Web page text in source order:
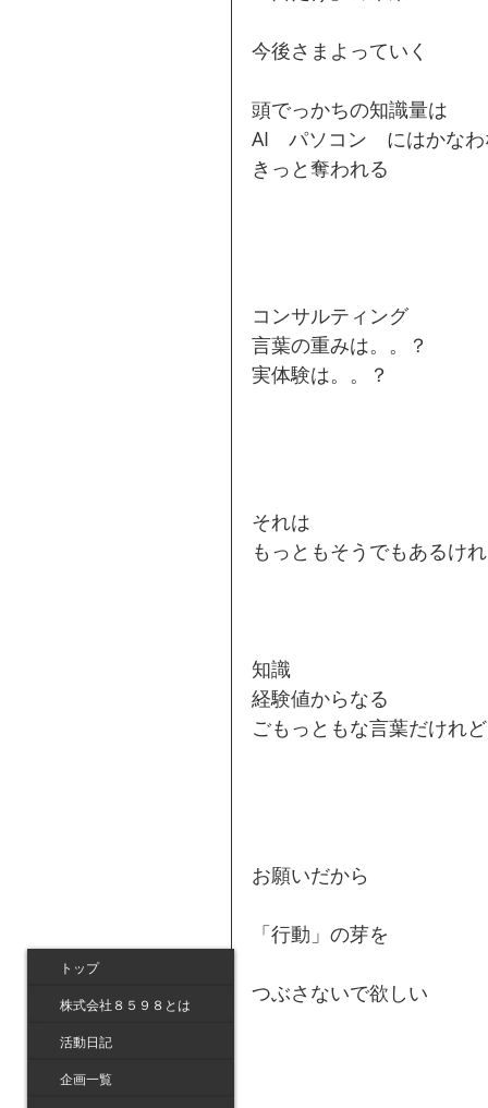
トップ
株式会社８５９８とは
活動日記
企画一覧
今後さまよっていく
頭でっかちの知識量は
AI　パソコン　にはかな
きっと奪われる
コンサルティング
言葉の重みは。。？
実体験は。。？
それは
もっともそうでもあるけ
知識
経験値からなる
ごもっともな言葉だけれ
お願いだから
「行動」の芽を
つぶさないで欲しい